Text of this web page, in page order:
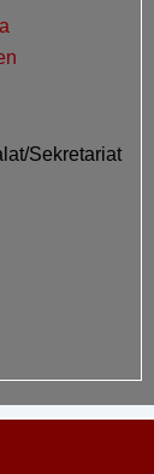
Sekretariat